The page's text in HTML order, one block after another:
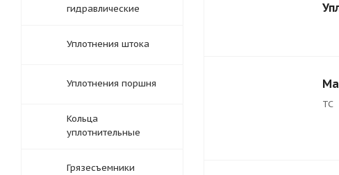
TC
гидравлические
Уплотнения штока
Уплотнения поршня
Кольца
уплотнительные
Грязесъемники